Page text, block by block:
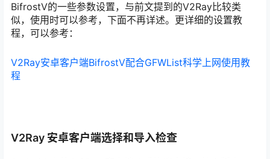
BifrostV的一些参数设置，与前文提到的V2Ray比较类
似，使用时可以参考，下面不再详述。更详细的设置教
程，可以参考：
V2Ray安卓客户端BifrostV配合GFWList科学上网使用教
程
V2Ray 安卓客户端选择和导入检查